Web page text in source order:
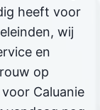
heeft voor
wij
en
op
Caluanie